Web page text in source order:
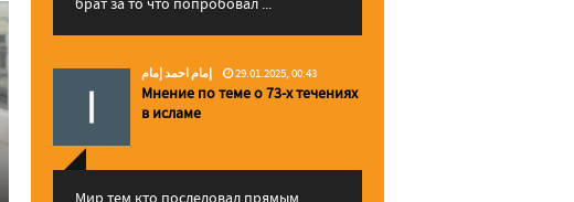
إمام احمد إمام 29.01.2025, 00:43
Мнение по теме о 73-х течениях
в исламе
Мир тем кто последовал прямым